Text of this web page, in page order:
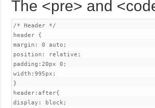
The <pre> and
/* Header */
header {
margin: 0 auto;
position: relative;
padding:20px 0;
width:995px;
}
header:after{
display: block;